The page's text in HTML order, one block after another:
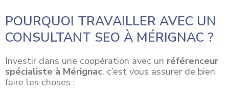
POURQUOI TRAVAILLER AVEC UN
CONSULTANT SEO À MÉRIGNAC ?
Investir dans une coopération avec un référenceur
spécialiste à Mérignac, c’est vous assurer de bien
faire les choses :